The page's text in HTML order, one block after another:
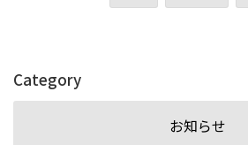
Category
お知らせ